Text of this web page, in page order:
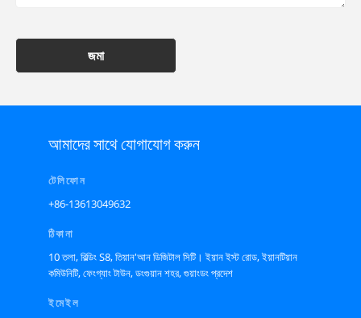
জমা
আমাদের সাথে যোগাযোগ করুন
টেলিফোন
+86-13613049632
ঠিকানা
10 তলা, বিল্ডিং S8, তিয়ান'আন ডিজিটাল সিটি। ইয়ান ইস্ট রোড, ইয়ানটিয়ান
কমিউনিটি, ফেংগ্যাং টাউন, ডংগুয়ান শহর, গুয়াংডং প্রদেশ
ইমেইল